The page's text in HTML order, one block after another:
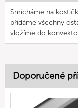
Smícháme na
přidáme všechny
vložíme do
Doporučené